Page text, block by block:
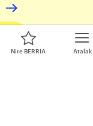
Atalak
Nire BERRIA